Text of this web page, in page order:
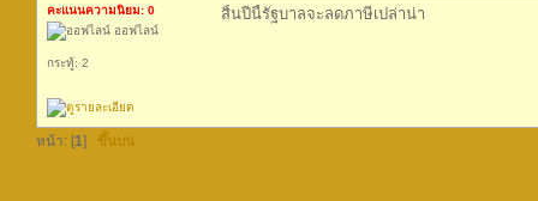
คะแนนความนิยม: 0
ออฟไลน์
กระทู้: 2
สิ้นปีนี้รัฐบาลจะลดภาษีเปล่าน่า
หน้า: [1] ขึ้นบน